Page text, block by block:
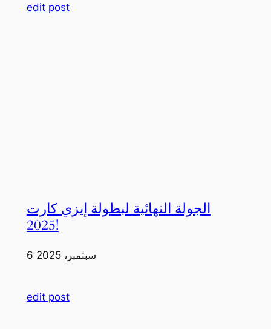
edit post
الجولة النهائية لبطولة إيزي كارت
2025!
6 سبتمبر، 2025
edit post